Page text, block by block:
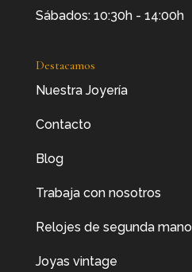
Sábados: 10:30h - 14:00h
Destacamos
Nuestra Joyería
Contacto
Blog
Trabaja con nosotros
Relojes de segunda mano
Joyas vintage